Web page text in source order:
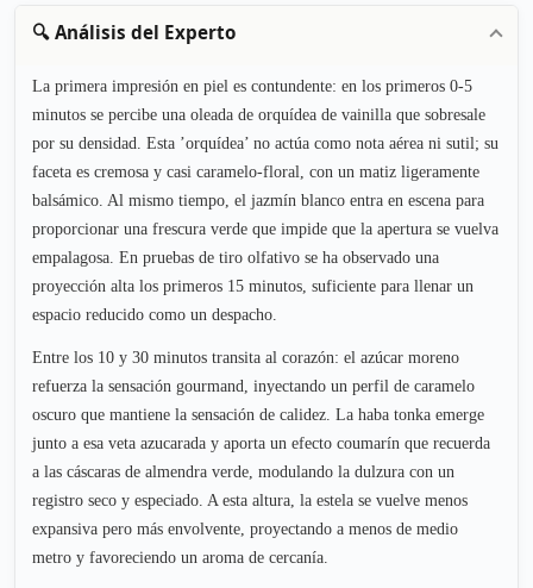
🔍 Análisis del Experto
La primera impresión en piel es contundente: en los primeros 0-5
minutos se percibe una oleada de orquídea de vainilla que sobresale
por su densidad. Esta ’orquídea’ no actúa como nota aérea ni sutil; su
faceta es cremosa y casi caramelo-floral, con un matiz ligeramente
balsámico. Al mismo tiempo, el jazmín blanco entra en escena para
proporcionar una frescura verde que impide que la apertura se vuelva
empalagosa. En pruebas de tiro olfativo se ha observado una
proyección alta los primeros 15 minutos, suficiente para llenar un
espacio reducido como un despacho.
Entre los 10 y 30 minutos transita al corazón: el azúcar moreno
refuerza la sensación gourmand, inyectando un perfil de caramelo
oscuro que mantiene la sensación de calidez. La haba tonka emerge
junto a esa veta azucarada y aporta un efecto coumarín que recuerda
a las cáscaras de almendra verde, modulando la dulzura con un
registro seco y especiado. A esta altura, la estela se vuelve menos
expansiva pero más envolvente, proyectando a menos de medio
metro y favoreciendo un aroma de cercanía.